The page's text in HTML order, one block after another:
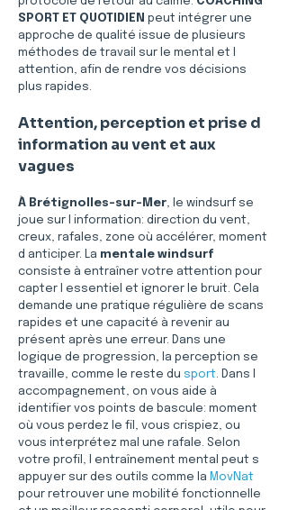
SPORT ET QUOTIDIEN peut intégrer une
approche de qualité issue de plusieurs
méthodes de travail sur le mental et l
attention, afin de rendre vos décisions
plus rapides.
Attention, perception et prise d
information au vent et aux
vagues
À Brétignolles-sur-Mer, le windsurf se
joue sur l information: direction du vent,
creux, rafales, zone où accélérer, moment
d anticiper. La mentale windsurf
consiste à entraîner votre attention pour
capter l essentiel et ignorer le bruit. Cela
demande une pratique régulière de scans
rapides et une capacité à revenir au
présent après une erreur. Dans une
logique de progression, la perception se
travaille, comme le reste du sport. Dans l
accompagnement, on vous aide à
identifier vos points de bascule: moment
où vous perdez le fil, vous crispiez, ou
vous interprétez mal une rafale. Selon
votre profil, l entraînement mental peut s
appuyer sur des outils comme la MovNat
pour retrouver une mobilité fonctionnelle